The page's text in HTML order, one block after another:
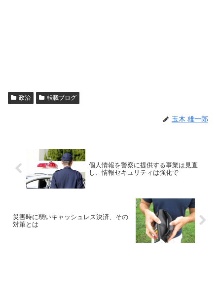
政治 転載ブログ
玉木 雄一郎
個人情報を警察に提供する事業は見直
し、情報セキュリティは強化で
災害時に弱いキャッシュレス決済、その
対策とは